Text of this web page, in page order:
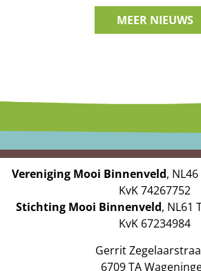
MEER NIEUWS
Vereniging Mooi Binnenveld,
KvK 74267752
Stichting Mooi Binnenveld, NL61
KvK 67234984
Gerrit
6709 TA